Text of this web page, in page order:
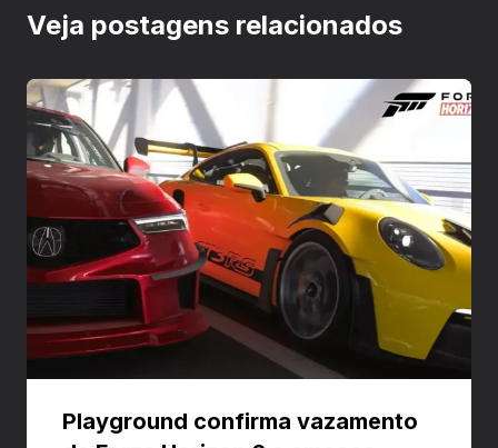
Veja postagens relacionados
Playground confirma vazamento